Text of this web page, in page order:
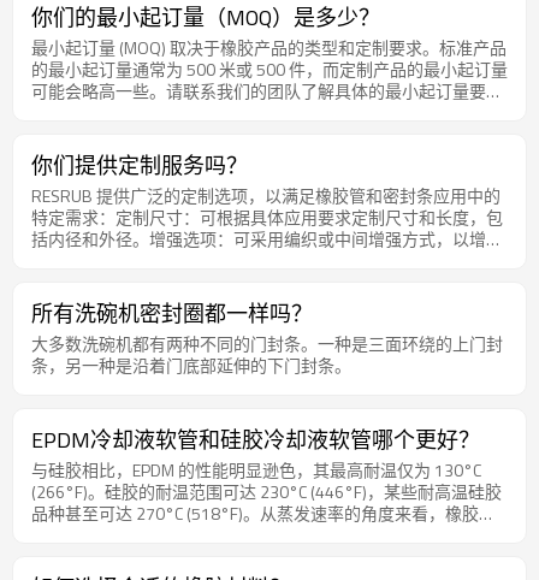
你们的最小起订量（MOQ）是多少？
最小起订量 (MOQ) 取决于橡胶产品的类型和定制要求。标准产品
的最小起订量通常为 500 米或 500 件，而定制产品的最小起订量
可能会略高一些。请联系我们的团队了解具体的最小起订量要求
你们提供定制服务吗？
RESRUB 提供广泛的定制选项，以满足橡胶管和密封条应用中的
特定需求：定制尺寸：可根据具体应用要求定制尺寸和长度，包
括内径和外径。增强选项：可采用编织或中间增强方式，以增强
项，以符合特定行业标准和审美偏好。关于橡胶材料，目前我们
可以生产粉色橡胶泡沫密封条。
所有洗碗机密封圈都一样吗？
大多数洗碗机都有两种不同的门封条。一种是三面环绕的上门封
条，另一种是沿着门底部延伸的下门封条。
EPDM冷却液软管和硅胶冷却液软管哪个更好？
与硅胶相比，EPDM 的性能明显逊色，其最高耐温仅为 130°C
(266°F)。硅胶的耐温范围可达 230°C (446°F)，某些耐高温硅胶
品种甚至可达 270°C (518°F)。从蒸发速率的角度来看，橡胶软